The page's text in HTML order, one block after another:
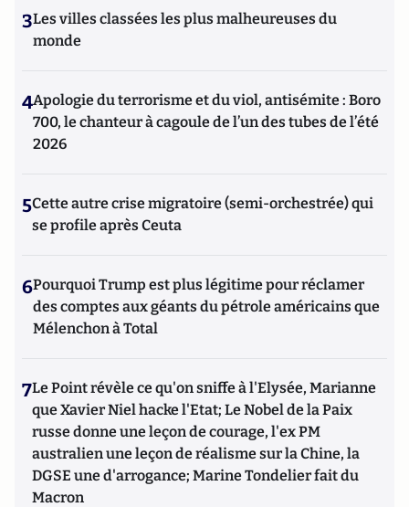
3Les villes classées les plus malheureuses du
monde
4Apologie du terrorisme et du viol, antisémite : Boro
700, le chanteur à cagoule de l’un des tubes de l’été
2026
5Cette autre crise migratoire (semi-orchestrée) qui
se profile après Ceuta
6Pourquoi Trump est plus légitime pour réclamer
des comptes aux géants du pétrole américains que
Mélenchon à Total
7Le Point révèle ce qu'on sniffe à l'Elysée, Marianne
que Xavier Niel hacke l'Etat; Le Nobel de la Paix
russe donne une leçon de courage, l'ex PM
australien une leçon de réalisme sur la Chine, la
DGSE une d'arrogance; Marine Tondelier fait du
Macron